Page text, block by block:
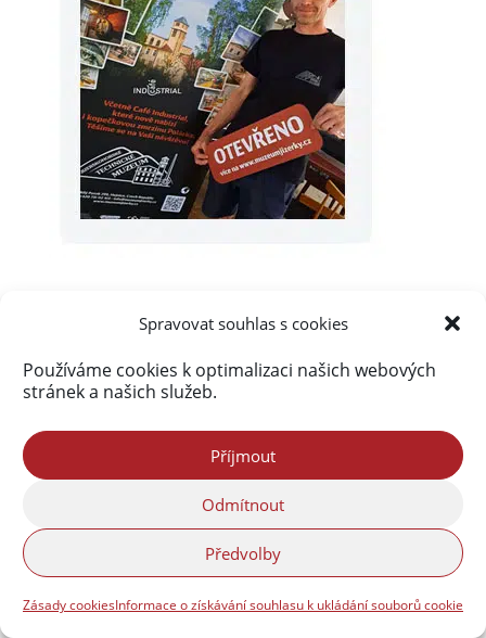
Spravovat souhlas s cookies
Používáme cookies k optimalizaci našich webových
stránek a našich služeb.
Příjmout
Odmítnout
Předvolby
Zásady cookiesInformace o získávání souhlasu k ukládání souborů cookie